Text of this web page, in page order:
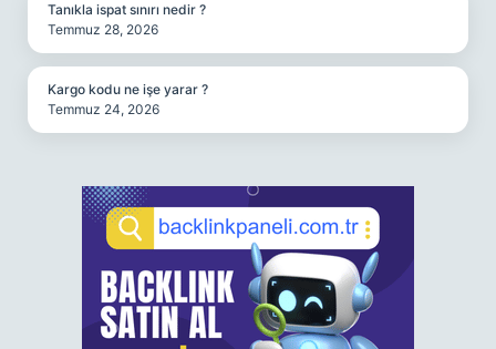
Tanıkla ispat sınırı nedir ?
Temmuz 28, 2026
Kargo kodu ne işe yarar ?
Temmuz 24, 2026